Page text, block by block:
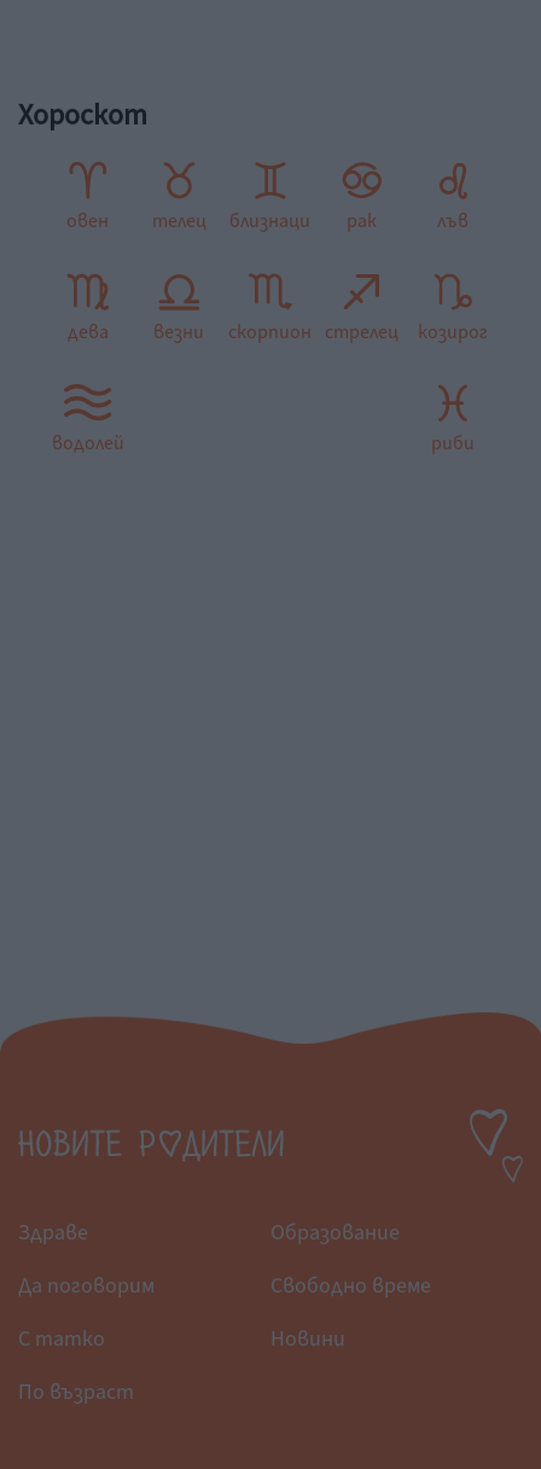
Хороскот
овен телец близнаци рак лъв
дева везни скорпион стрелец козирог
водолей риби
Здраве
Образование
Да поговорим
Свободно време
С татко
Новини
По възраст